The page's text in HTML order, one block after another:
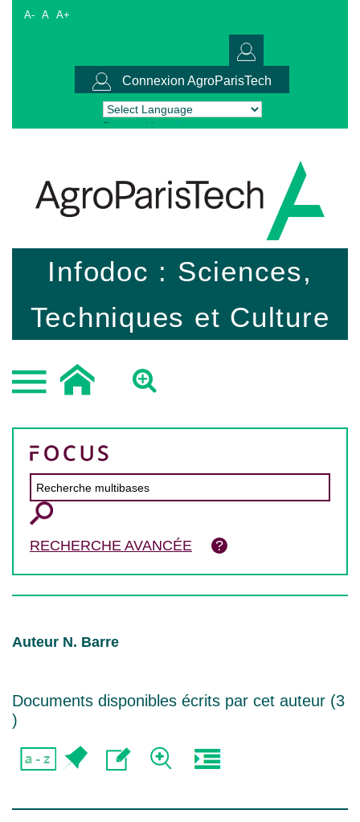
A- A A+
Connexion AgroParisTech
Powered by Translate
Infodoc : Sciences,
Techniques et Culture
RECHERCHE AVANCÉE
Auteur N. Barre
Documents disponibles écrits par cet auteur (3
)